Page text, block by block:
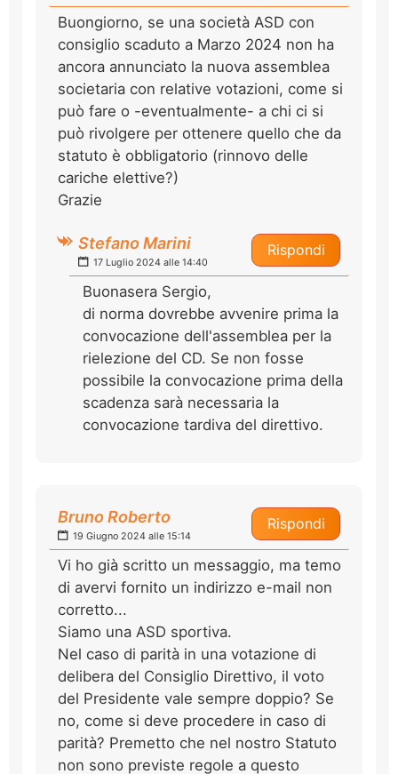
Buongiorno, se una società ASD con
consiglio scaduto a Marzo 2024 non ha
ancora annunciato la nuova assemblea
societaria con relative votazioni, come si
può fare o -eventualmente- a chi ci si
può rivolgere per ottenere quello che da
statuto è obbligatorio (rinnovo delle
cariche elettive?)
Grazie
Rispondi
Stefano Marini
17 Luglio 2024 alle 14:40
Buonasera Sergio,
di norma dovrebbe avvenire prima la
convocazione dell'assemblea per la
rielezione del CD. Se non fosse
possibile la convocazione prima della
scadenza sarà necessaria la
convocazione tardiva del direttivo.
Rispondi
Bruno Roberto
19 Giugno 2024 alle 15:14
Vi ho già scritto un messaggio, ma temo
di avervi fornito un indirizzo e-mail non
corretto...
Siamo una ASD sportiva.
Nel caso di parità in una votazione di
delibera del Consiglio Direttivo, il voto
del Presidente vale sempre doppio? Se
no, come si deve procedere in caso di
parità? Premetto che nel nostro Statuto
non sono previste regole a questo